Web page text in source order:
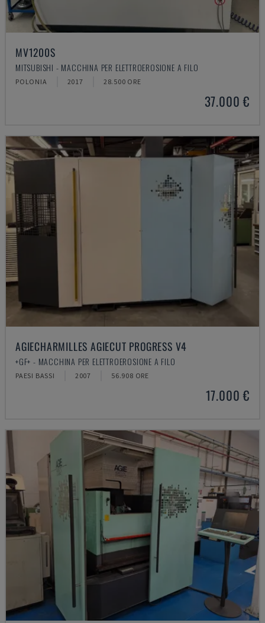
MV1200S
MITSUBISHI - MACCHINA PER ELETTROEROSIONE A FILO
POLONIA 2017 28.500 ORE
37.000 €
AGIECHARMILLES AGIECUT PROGRESS V4
+GF+ - MACCHINA PER ELETTROEROSIONE A FILO
PAESI BASSI 2007 56.908 ORE
17.000 €